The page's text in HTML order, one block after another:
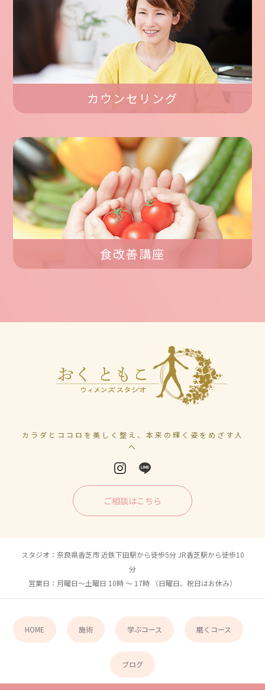
カウンセリング
食改善講座
カラダとココロを美しく整え、本来の輝く姿をめざす人
へ
ご相談はこちら
スタジオ：奈良県香芝市 近鉄下田駅から徒歩5分 JR香芝駅から徒歩10
分
営業日：月曜日〜土曜日 10時 〜 17時 （日曜日、祝日はお休み）
HOME 施術 学ぶコース 磨くコース
ブログ